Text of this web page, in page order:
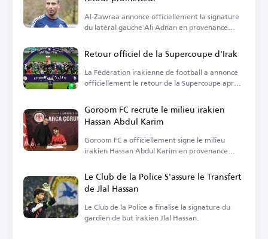
Al-Zawraa annonce officiellement la signature
du latéral gauche Ali Adnan en provenance
Retour officiel de la Supercoupe d'Irak
La Fédération irakienne de football a annoncé
officiellement le retour de la Supercoupe après
Goroom FC recrute le milieu irakien
Hassan Abdul Karim
Goroom FC a officiellement signé le milieu
irakien Hassan Abdul Karim en provenance
Le Club de la Police S'assure le Transfert
de Jlal Hassan
Le Club de la Police a finalisé la signature du
gardien de but irakien Jlal Hassan.